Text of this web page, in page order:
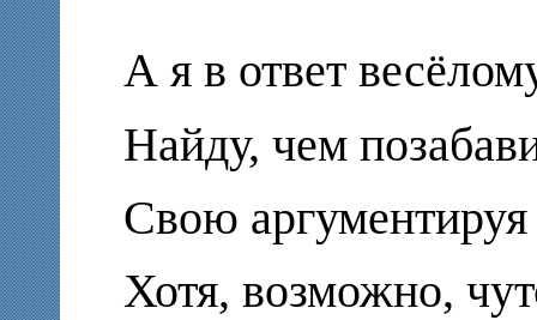
А я в ответ
Найду, чем
Свою аргументируя
Хотя, возможно,